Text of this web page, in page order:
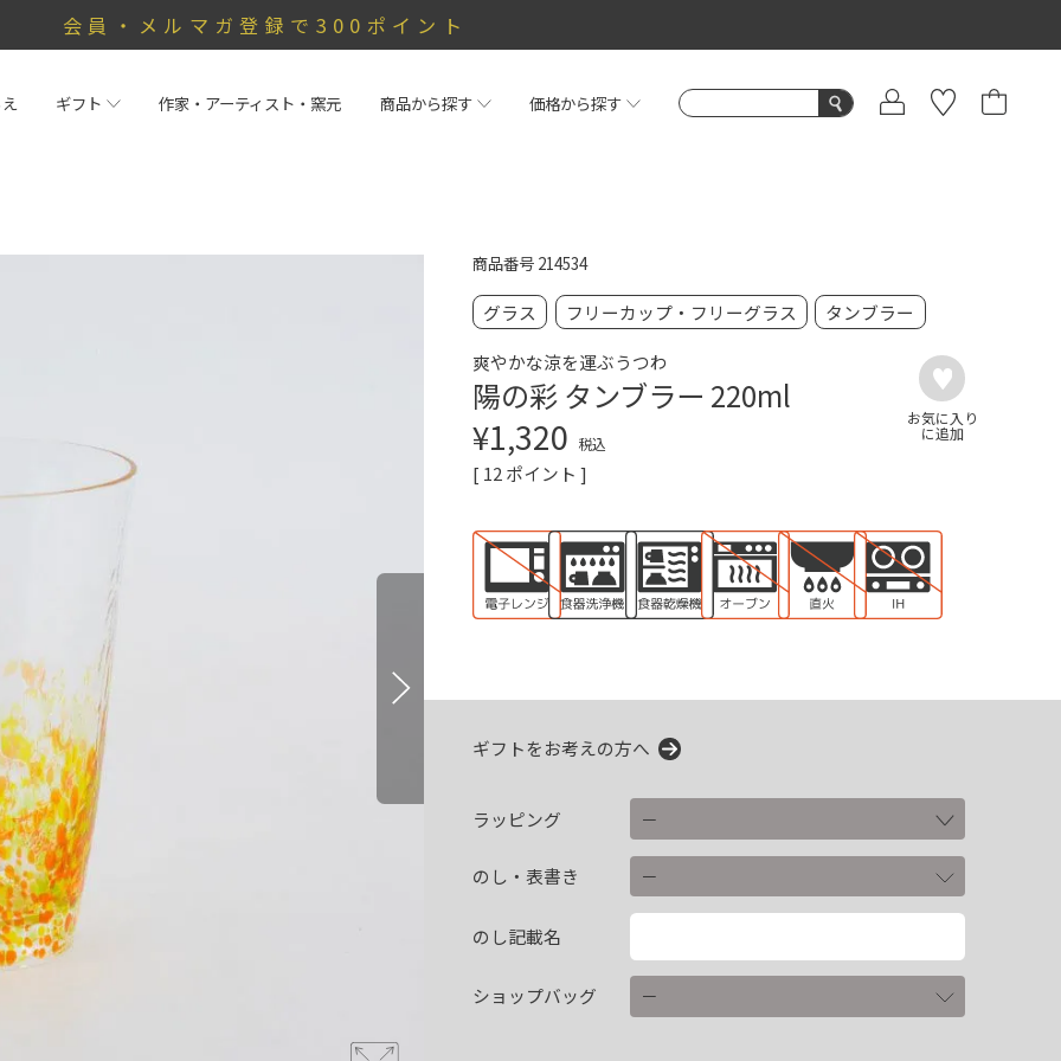
会員・メルマガ登録で300ポイント
ギフト 作家・アーティスト・窯元 商品から探す 価格から探す
商品番号 214534
グラス フリーカップ・フリーグラス タンブラー
爽やかな涼を運ぶうつわ
陽の彩 タンブラー 220ml
¥1,320 税込
[ 12 ポイント ]
ギフトをお考えの方へ
ラッピング
のし・表書き
のし記載名
ショップバッグ